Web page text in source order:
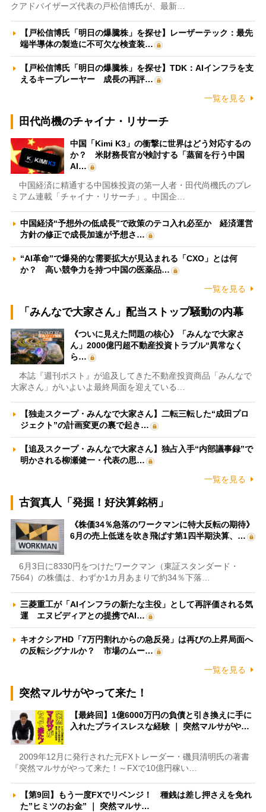
クアドバイザーズ代表の戸松信博氏が、最新…
【戸松信博氏「明日の爆騰株」を探せ】レーザーテック：最先
端半導体の製造に不可欠な検査装…
【戸松信博氏「明日の爆騰株」を探せ】TDK：AIインフラを支
えるキープレーヤー 成長の再評…
一覧を見る
田代尚機のチャイナ・リサーチ
中国「Kimi K3」の衝撃に世界はどう対応するの
か？ 米財務長官が検討する「蒸留を行う中国
AI…
中国経済に精通する中国株投資の第一人者・田代尚機氏のプレ
ミアム連載「チャイナ・リサーチ」。中国企…
中国経済“予想外の低成長”で政策のテコ入れ必至か 経済運営
方針の修正で成長加速が予想さ…
“AI革命”で爆発的な需要拡大が見込まれる「CXO」とは何
か？ 高い競争力を持つ中国の医薬品…
一覧を見る
「みんなで大家さん」配当ストップ騒動の内幕
《ついに見えた問題の核心》「みんなで大家さ
ん」2000億円超不動産投資トラブル“異常なく
ら…
本誌『週刊ポスト』が追及してきた不動産投資商品「みんなで
大家さん」がいよいよ最終局面を迎えている…
【独走スクープ・みんなで大家さん】二転三転した“成田プロ
ジェクト”の計画変更の裏で起き…
【追及スクープ・みんなで大家さん】独占入手“内部議事録”で
明かされる柳瀬健一・代表の思…
一覧を見る
古賀真人「発掘！好決算銘柄」
《株価34％急落のワークマンに特大反転の期待》
6月の売上低迷を吹き飛ばす第1四半期決算、…
6月3日に8330円をつけたワークマン（東証スタンダード・
7564）の株価は、わずか1カ月あまりで約34％下落…
三菱重工が「AIインフラの新たな主役」として再評価される気
運 エヌビディアとの提携でAI…
キオクシアHD「7万円割れからの急反発」は再びの上昇局面へ
の反転シグナルか？ 市場のムー…
一覧を見る
突然マルサがやって来た！
【最終回】1億6000万円の負債と引き換えに手に
入れたプライスレスな経験 ｜ 突然マルサがや…
2009年12月に発行された元FXトレーダー・磯貝清明氏の著書
『突然マルサがやって来た！～FXで10億円稼い…
【第9回】もう一度FXでリベンジ！ 種銭は差し押さえを免れ
た”ヒミツのお金” ｜ 突然マルサ…